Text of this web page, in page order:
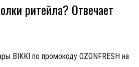
ритейла? Отвечает
BIKKI по промокоду OZONFRESH на